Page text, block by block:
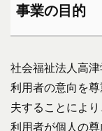
事業の目的
社会福祉法人高
利用者の意向を
夫することにより
利用者が個人の